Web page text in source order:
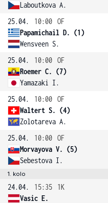
Laboutkova A.
25.04.
10:00 OF
Papamichail D. (1)
Wensveen S.
25.04.
10:00 OF
Roemer C. (7)
Yamazaki I.
25.04.
10:00 OF
Waltert S. (4)
Zolotareva A.
25.04. 10:00 OF
Morvayova V. (5)
Sebestova I.
1. kolo
24.04. 15:35
1K
Vasic E.